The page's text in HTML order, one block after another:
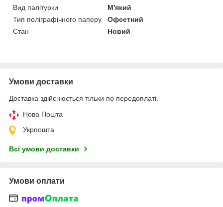
Вид палітурки
М'який
Тип поліграфічного паперу
Офсетний
Стан
Новий
Умови доставки
Доставка здійснюється тільки по передоплаті.
Нова Пошта
Укрпошта
Всі умови доставки
Умови оплати